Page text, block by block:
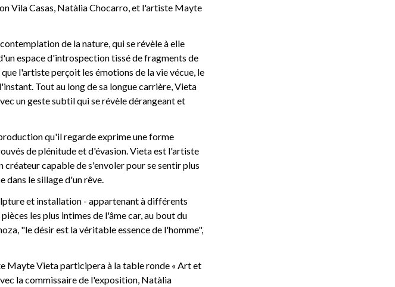
Vila Casas, Natàlia Chocarro, et l'artiste Mayte
de la nature, qui se révèle à elle
espace d'introspection tissé de fragments de
l'artiste perçoit les émotions de la vie vécue, le
Tout au long de sa longue carrière, Vieta
un geste subtil qui se révèle dérangeant et
qu'il regarde exprime une forme
de plénitude et d'évasion. Vieta est l'artiste
créateur capable de s'envoler pour se sentir plus
dans le sillage d'un rêve.
et installation - appartenant à différents
les plus intimes de l'âme car, au bout du
"le désir est la véritable essence de l'homme",
Mayte Vieta participera à la table ronde « Art et
la commissaire de l'exposition, Natàlia